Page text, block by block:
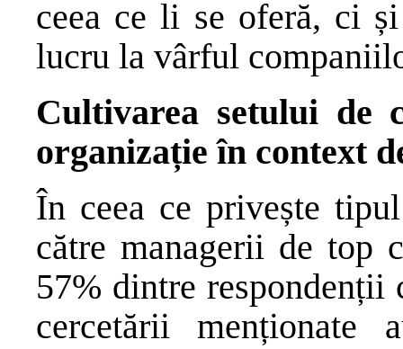
ceea ce li se oferă, ci
lucru la vârful
Cultivarea setului de
organizație în context
În ceea ce privește
către managerii de top
57% dintre
cercetării